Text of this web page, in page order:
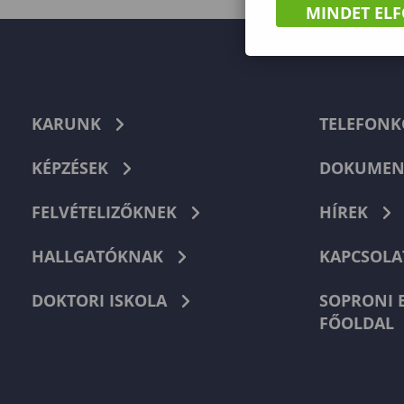
KARUNK
KÉPZÉSEK
FELVÉTELIZŐKNEK
HALLGATÓKNAK
DOKTORI ISKOLA
HÍREK
SOPRONI
FŐOLDAL
MINDET